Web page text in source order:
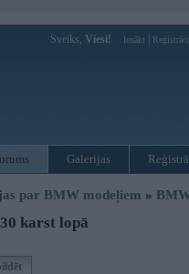
Sveiks, Viesi! Ienākt
Galerijas
par BMW modeļiem »
karst lopā